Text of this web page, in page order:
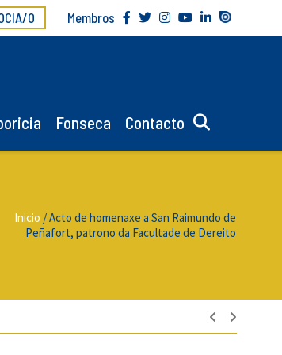
O Membros
Fonseca Contacto
Inicio /Acto de homenaxe a San Raimundo de
Peñafort, patrono da Facultade de Dereito